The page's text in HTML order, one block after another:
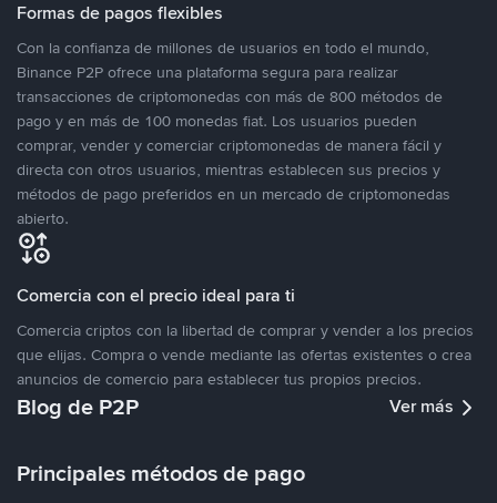
Formas de pagos flexibles
Con la confianza de millones de usuarios en todo el mundo,
Binance P2P ofrece una plataforma segura para realizar
transacciones de criptomonedas con más de 800 métodos de
pago y en más de 100 monedas fiat. Los usuarios pueden
comprar, vender y comerciar criptomonedas de manera fácil y
directa con otros usuarios, mientras establecen sus precios y
métodos de pago preferidos en un mercado de criptomonedas
abierto.
Comercia con el precio ideal para ti
Comercia criptos con la libertad de comprar y vender a los precios
que elijas. Compra o vende mediante las ofertas existentes o crea
anuncios de comercio para establecer tus propios precios.
Blog de P2P Ver más
Principales métodos de pago